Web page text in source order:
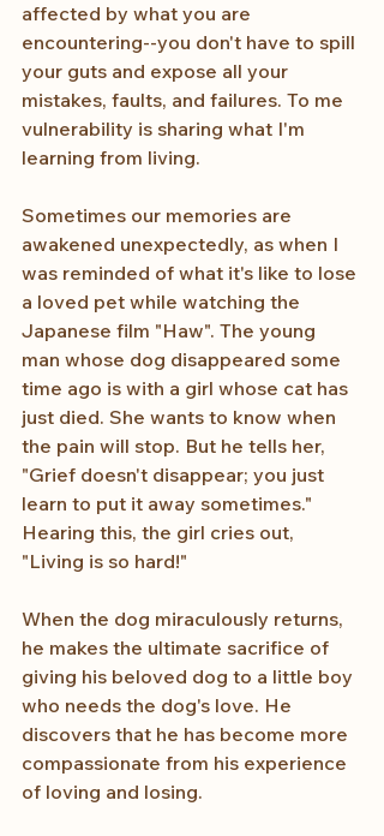
affected by what you are
encountering--you don't have to spill
your guts and expose all your
mistakes, faults, and failures. To me
vulnerability is sharing what I'm
learning from living.
Sometimes our memories are
awakened unexpectedly, as when I
was reminded of what it's like to lose
a loved pet while watching the
Japanese film "Haw". The young
man whose dog disappeared some
time ago is with a girl whose cat has
just died. She wants to know when
the pain will stop. But he tells her,
"Grief doesn't disappear; you just
learn to put it away sometimes."
Hearing this, the girl cries out,
"Living is so hard!"
When the dog miraculously returns,
he makes the ultimate sacrifice of
giving his beloved dog to a little boy
who needs the dog's love. He
discovers that he has become more
compassionate from his experience
of loving and losing.